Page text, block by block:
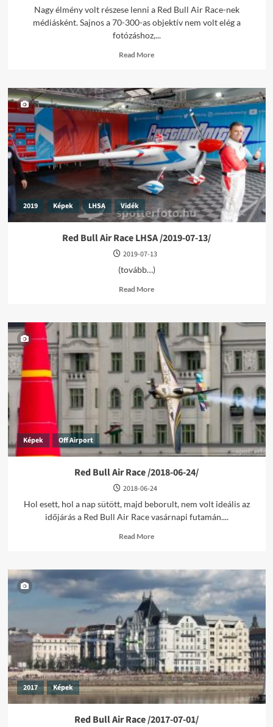
Nagy élmény volt részese lenni a Red Bull Air Race-nek
médiásként. Sajnos a 70-300-as objektív nem volt elég a
fotózáshoz,...
Read MoreRead
Bull
Air
Race
Zamárdi
/2019-
07-
13/
2019 Képek LHSA Vidék
Red Bull Air Race LHSA /2019-07-13/
2019-07-13
(tovább…)
Read MoreRead
Bull
Air
Race
LHSA
/2019-
07-
13/
Képek Off Airport
Red Bull Air Race /2018-06-24/
2018-06-24
Hol esett, hol a nap sütött, majd beborult, nem volt ideális az
időjárás a Red Bull Air Race vasárnapi futamán....
Read MoreRead
Bull
Air
Race
/2018-
06-
24/
2017 Képek
Red Bull Air Race /2017-07-01/